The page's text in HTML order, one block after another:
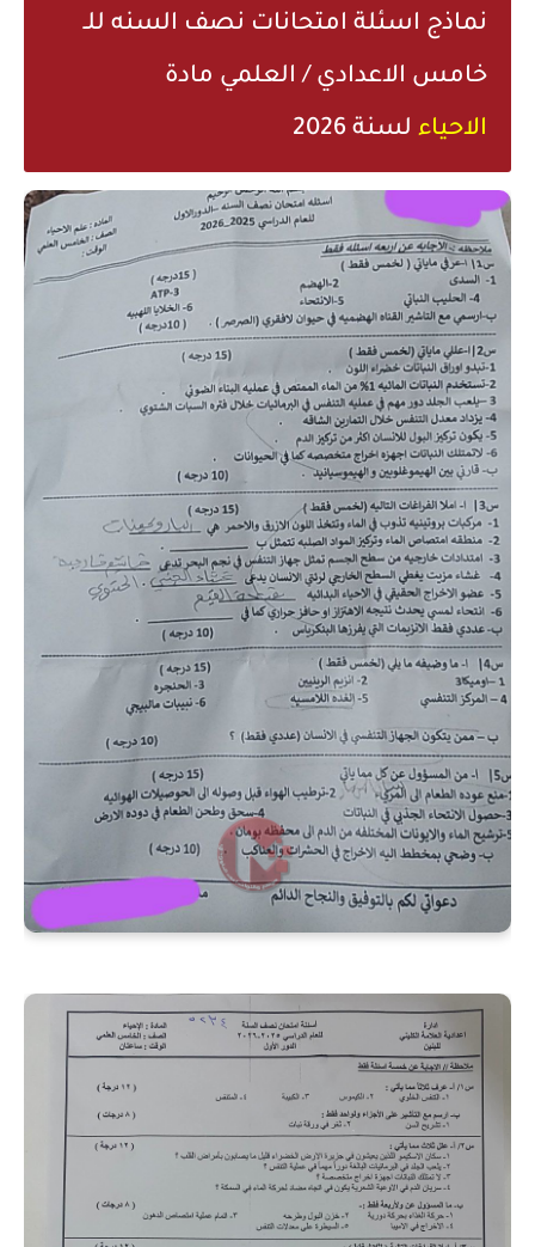
نماذج اسئلة امتحانات نصف السنه للـ
خامس الاعدادي / العلمي مادة
الاحياء لسنة 2026